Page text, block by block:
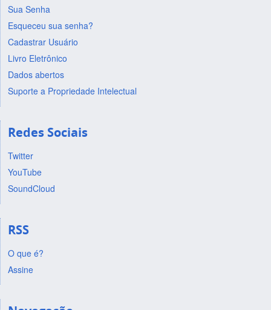
Sua Senha
Esqueceu sua senha?
Cadastrar Usuário
Livro Eletrônico
Dados abertos
Suporte a Propriedade Intelectual
Redes Sociais
Twitter
YouTube
SoundCloud
RSS
O que é?
Assine